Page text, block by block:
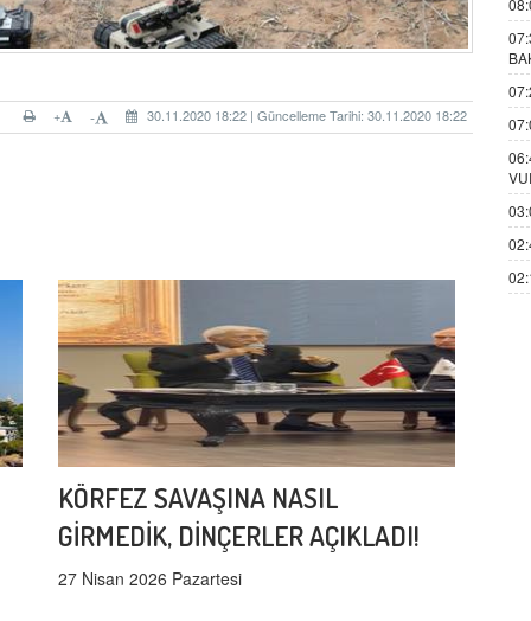
30.11.2020 18:22 | Güncelleme Tarihi: 30.11.2020 18:22
-
+
KÖRFEZ SAVAŞINA NASIL
GİRMEDİK, DİNÇERLER AÇIKLADI!
27 Nisan 2026 Pazartesi